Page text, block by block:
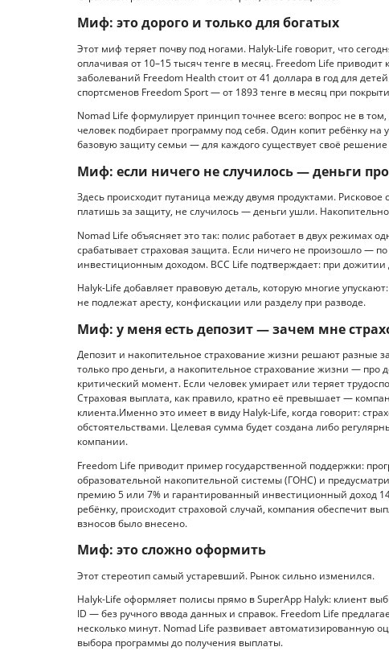
Миф: это дорого и только для богатых
Этот миф теряет почву под ногами. Halyk-Life говорит, что
оплачивая от 10–15 тысяч тенге в месяц. Freedom Life
заболеваний Freedom Health стоит от 41 доллара в год для
спортсменов Freedom Sport — от 1893 тенге в месяц при
Nomad Life формулирует принцип точнее всего: вопрос не в
человек подбирает программу под себя. Один копит ребёнку
базовую защиту семьи — для каждого существует своё
Миф: если ничего не случилось — деньги
Здесь происходит путаница между двумя продуктами.
платишь за защиту, не случилось — деньги ушли.
Nomad Life объясняет это так: полис работает в двух режимах
срабатывает страховая защита. Если ничего не произошло —
инвестиционным доходом. BCC Life подтверждает: при дожитии
Halyk-Life добавляет правовую деталь, которую многие
не подлежат аресту, конфискации или разделу при разводе.
Миф: у меня есть депозит — зачем мне
Депозит и накопительное страхование жизни решают разные
только про деньги, а накопительное страхование жизни — про
критический момент. Если человек умирает или теряет
Страховая выплата, как правило, кратно её превышает —
клиента.Именно это имеет в виду Halyk-Life, когда говорит:
обстоятельствами. Целевая сумма будет создана либо
компании.
Freedom Life приводит пример государственной поддержки:
образовательной накопительной системы (ГОНС) и
премию 5 или 7% и гарантированный инвестиционный доход
ребёнку, происходит страховой случай, компания обеспечит
взносов было внесено.
Миф: это сложно оформить
Этот стереотип самый устаревший. Рынок сильно изменился.
Halyk-Life оформляет полисы прямо в SuperApp Halyk: клиент
ID — без ручного ввода данных и справок. Freedom Life
несколько минут. Nomad Life развивает автоматизированную
выбора программы до получения выплаты.